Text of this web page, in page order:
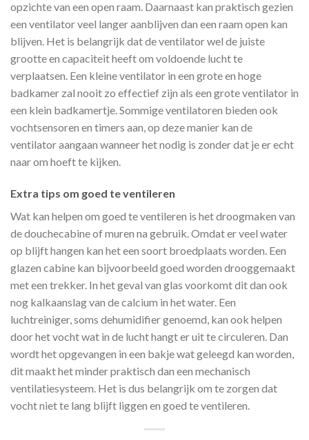
opzichte van een open raam. Daarnaast kan praktisch gezien
een ventilator veel langer aanblijven dan een raam open kan
blijven. Het is belangrijk dat de ventilator wel de juiste
grootte en capaciteit heeft om voldoende lucht te
verplaatsen. Een kleine ventilator in een grote en hoge
badkamer zal nooit zo effectief zijn als een grote ventilator in
een klein badkamertje. Sommige ventilatoren bieden ook
vochtsensoren en timers aan, op deze manier kan de
ventilator aangaan wanneer het nodig is zonder dat je er echt
naar om hoeft te kijken.
Extra tips om goed te ventileren
Wat kan helpen om goed te ventileren is het droogmaken van
de douchecabine of muren na gebruik. Omdat er veel water
op blijft hangen kan het een soort broedplaats worden. Een
glazen cabine kan bijvoorbeeld goed worden drooggemaakt
met een trekker. In het geval van glas voorkomt dit dan ook
nog kalkaanslag van de calcium in het water. Een
luchtreiniger, soms dehumidifier genoemd, kan ook helpen
door het vocht wat in de lucht hangt er uit te circuleren. Dan
wordt het opgevangen in een bakje wat geleegd kan worden,
dit maakt het minder praktisch dan een mechanisch
ventilatiesysteem. Het is dus belangrijk om te zorgen dat
vocht niet te lang blijft liggen en goed te ventileren.